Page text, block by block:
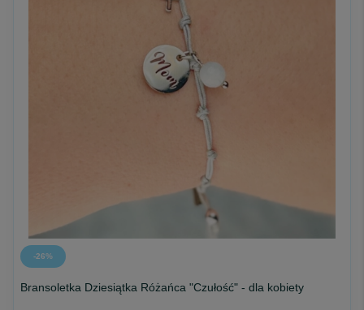
-26%
Bransoletka Dziesiątka Różańca "Czułość" - dla kobiety